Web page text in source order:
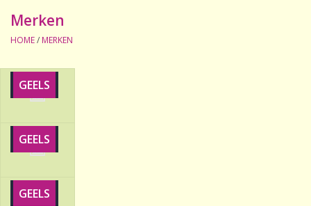
Accessoires
BeppeDeli en 8tea1
Contact
Merken
HOME/ MERKEN
GEELS
GEELS
GEELS